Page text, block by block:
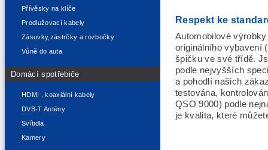
Přívěsky na klíče
Prodlužovací kabely
Zásuvky,zástrčky a rozbočky
Vůně do auta
Domácí spotřebiče
HDMI , koaxiální kabely
DVB-T Antény
Svítidla
Kamery
Respekt ke
Automobilové
originálního vybavení
špičku ve své třídě.
podle nejvyšších
a pohodlí našich
testována,
QSO 9000) podle
je kvalita, které